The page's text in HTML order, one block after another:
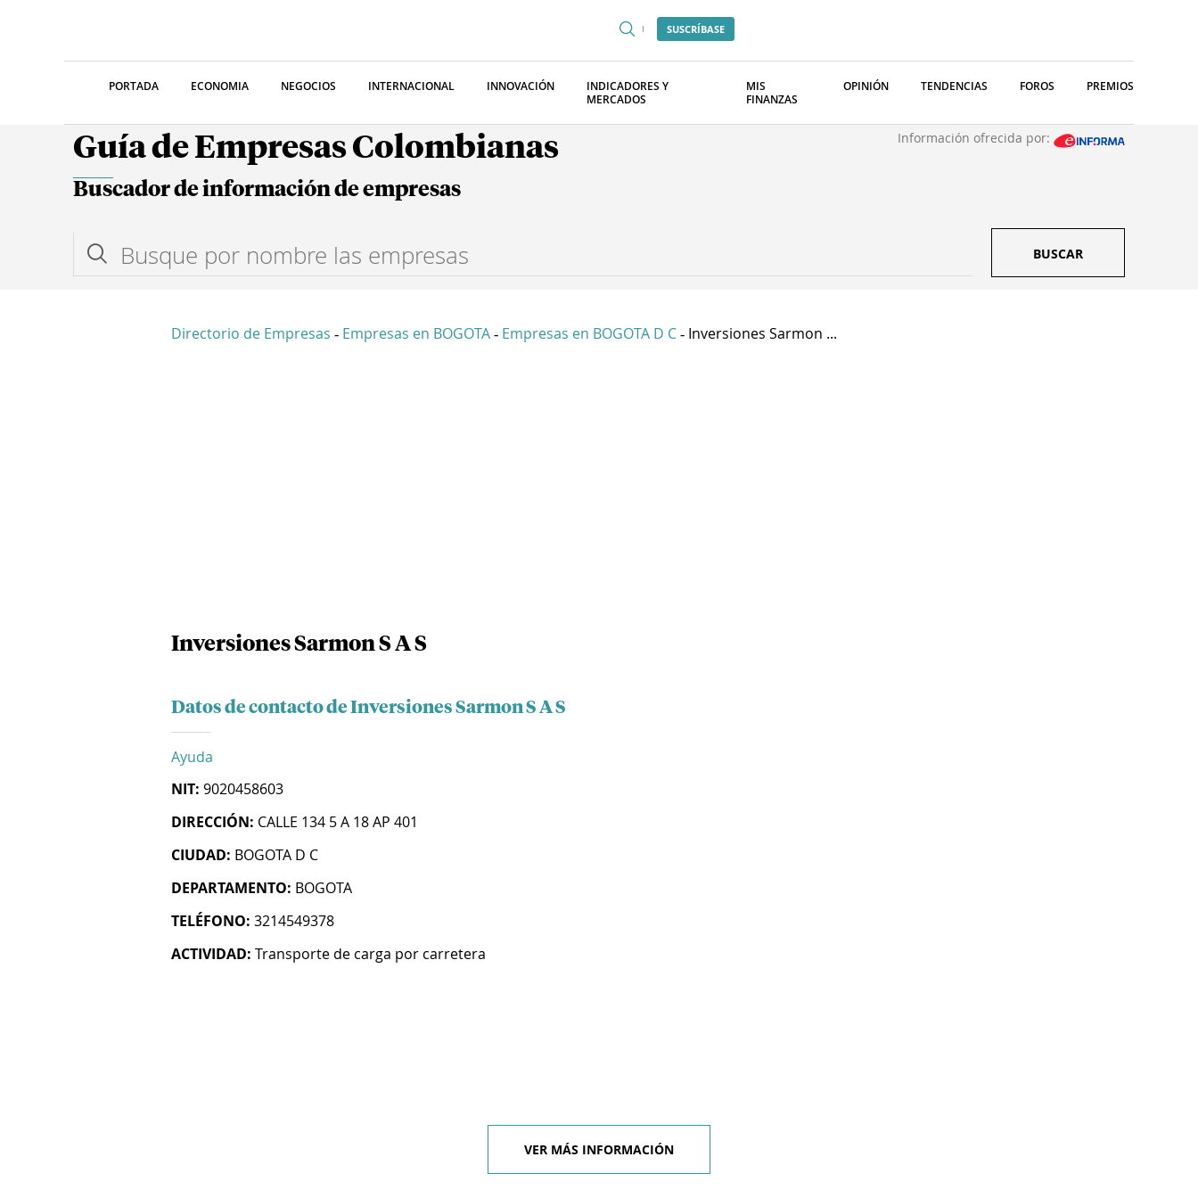
SUSCRÍBASE
PORTADA ECONOMIA NEGOCIOS INTERNACIONAL INNOVACIÓN
INDICADORES Y
MERCADOS
MIS
FINANZAS
OPINIÓN TENDENCIAS FOROS PREMIOS
Guía de Empresas Colombianas Información ofrecida por:
Buscador de información de empresas
BUSCAR
Directorio de Empresas - Empresas en BOGOTA - Empresas en BOGOTA D C - Inversiones Sarmon ...
Inversiones Sarmon S A S
Datos de contacto de Inversiones Sarmon S A S
Ayuda
NIT: 9020458603
DIRECCIÓN: CALLE 134 5 A 18 AP 401
CIUDAD: BOGOTA D C
DEPARTAMENTO: BOGOTA
TELÉFONO: 3214549378
ACTIVIDAD: Transporte de carga por carretera
VER MÁS INFORMACIÓN